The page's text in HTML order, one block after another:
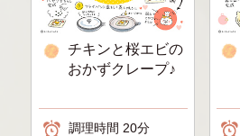
チキンと桜エビの
おかずクレープ♪
調理時間 20分